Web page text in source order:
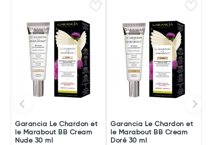
Garancia Le Chardon et
le Marabout BB Cream
Nude 30 ml
Garancia Le Chardon et
le Marabout BB Cream
Doré 30 ml